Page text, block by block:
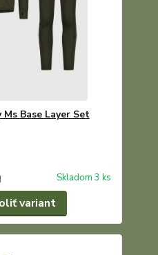
Base Layer Set
Skladom 3 ks
variant